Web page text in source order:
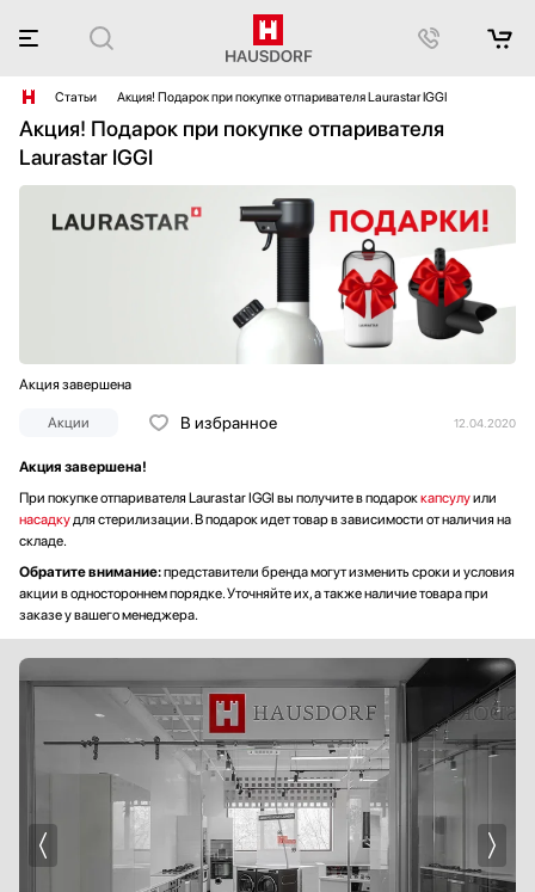
Статьи Акция! Подарок при покупке отпаривателя Laurastar IGGI
Акция! Подарок при покупке отпаривателя
Laurastar IGGI
Акция завершена
Акции В избранное 12.04.2020
Акция завершена!
При покупке отпаривателя Laurastar IGGI вы получите в подароккапсулуили
насадкудля стерилизации. В подарок идет товар в зависимости от наличия на
складе.
Обратите внимание:представители бренда могут изменить сроки и условия
акции в одностороннем порядке. Уточняйте их, а также наличие товара при
заказе у вашего менеджера.